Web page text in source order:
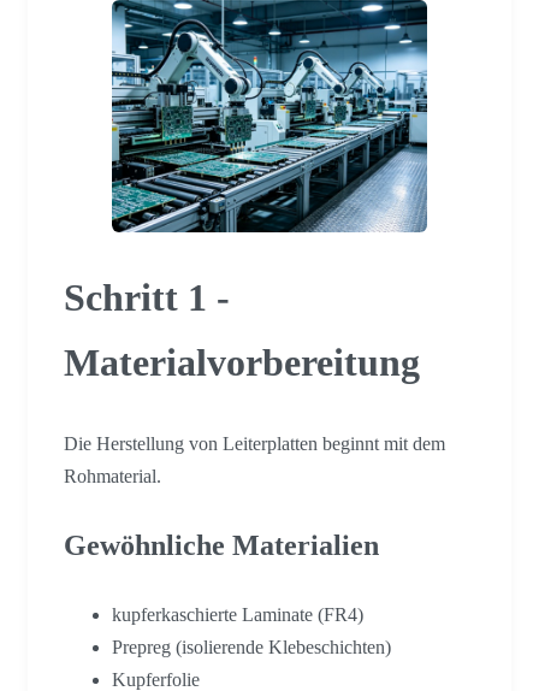
Schritt 1 -
Materialvorbereitung
Die Herstellung von Leiterplatten beginnt mit dem
Rohmaterial.
Gewöhnliche Materialien
kupferkaschierte Laminate (FR4)
Prepreg (isolierende Klebeschichten)
Kupferfolie